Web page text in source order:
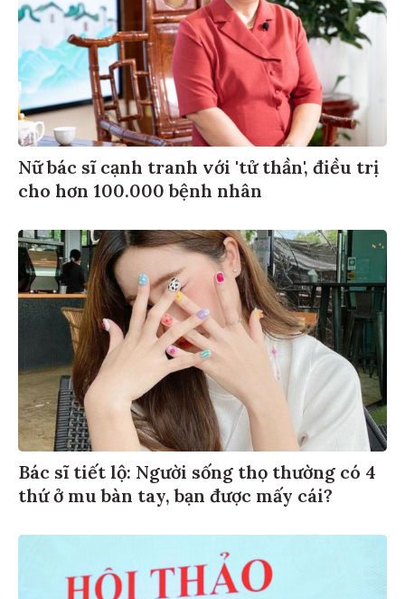
Nữ bác sĩ cạnh tranh với 'tử thần', điều trị
cho hơn 100.000 bệnh nhân
Bác sĩ tiết lộ: Người sống thọ thường có 4
thứ ở mu bàn tay, bạn được mấy cái?